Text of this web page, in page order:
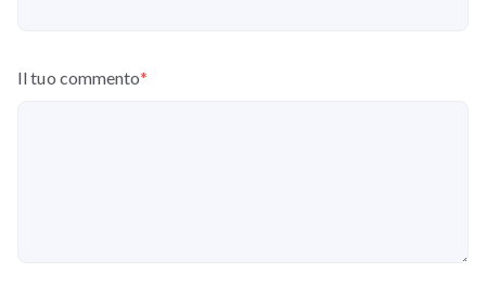
Il tuo commento*